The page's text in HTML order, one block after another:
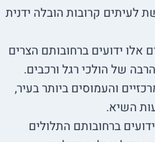
לעיתים קרובות הובלה ידנית
אלו ידועים ברחובותם הצרים
של הולכי רגל ורכבים.
והעמוסים ביותר בעיר,
השיא.
ברחובותם התלולים